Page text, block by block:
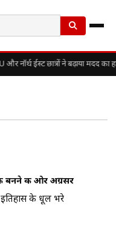
नॉर्थ ईस्ट छात्रों ने बढ़ाया मदद का
बनने की ओर अग्रसर
के धूल भरे